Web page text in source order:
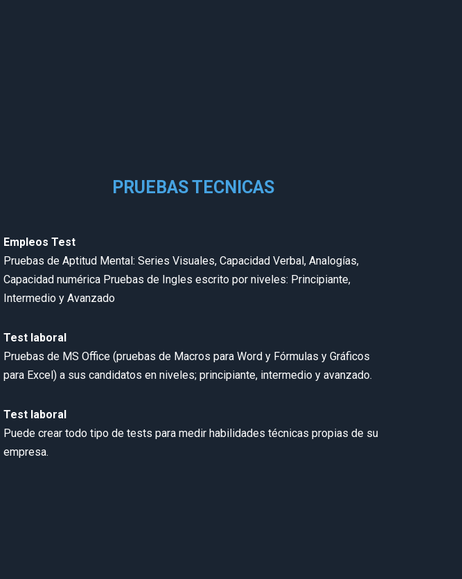
PRUEBAS TECNICAS
Empleos Test
Pruebas de Aptitud Mental: Series Visuales, Capacidad Verbal, Analogías,
Capacidad numérica Pruebas de Ingles escrito por niveles: Principiante,
Intermedio y Avanzado
Test laboral
Pruebas de MS Office (pruebas de Macros para Word y Fórmulas y Gráficos
para Excel) a sus candidatos en niveles; principiante, intermedio y avanzado.
Test laboral
Puede crear todo tipo de tests para medir habilidades técnicas propias de su
empresa.